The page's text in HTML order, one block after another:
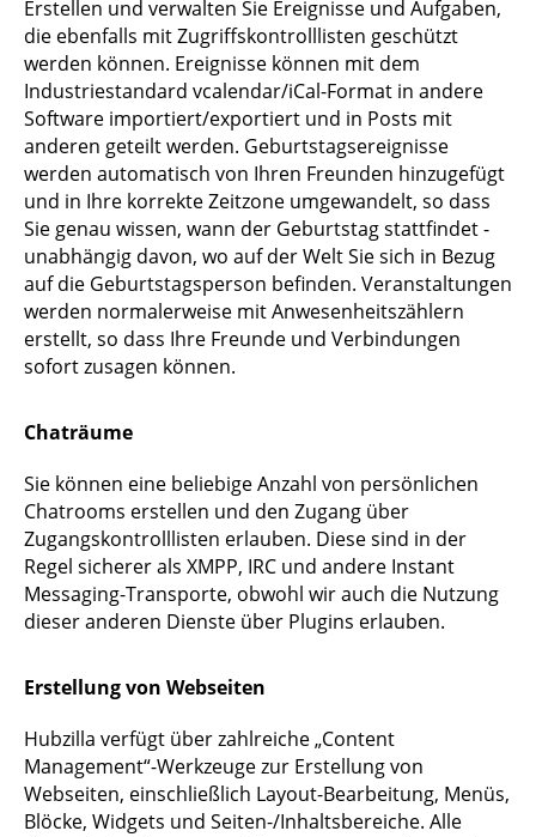
Erstellen und verwalten Sie Ereignisse und Aufgaben,
die ebenfalls mit Zugriffskontrolllisten geschützt
werden können. Ereignisse können mit dem
Industriestandard vcalendar/iCal-Format in andere
Software importiert/exportiert und in Posts mit
anderen geteilt werden. Geburtstagsereignisse
werden automatisch von Ihren Freunden hinzugefügt
und in Ihre korrekte Zeitzone umgewandelt, so dass
Sie genau wissen, wann der Geburtstag stattfindet -
unabhängig davon, wo auf der Welt Sie sich in Bezug
auf die Geburtstagsperson befinden. Veranstaltungen
werden normalerweise mit Anwesenheitszählern
erstellt, so dass Ihre Freunde und Verbindungen
sofort zusagen können.
Chaträume
Sie können eine beliebige Anzahl von persönlichen
Chatrooms erstellen und den Zugang über
Zugangskontrolllisten erlauben. Diese sind in der
Regel sicherer als XMPP, IRC und andere Instant
Messaging-Transporte, obwohl wir auch die Nutzung
dieser anderen Dienste über Plugins erlauben.
Erstellung von Webseiten
Hubzilla verfügt über zahlreiche „Content
Management“-Werkzeuge zur Erstellung von
Webseiten, einschließlich Layout-Bearbeitung, Menüs,
Blöcke, Widgets und Seiten-/Inhaltsbereiche. Alle